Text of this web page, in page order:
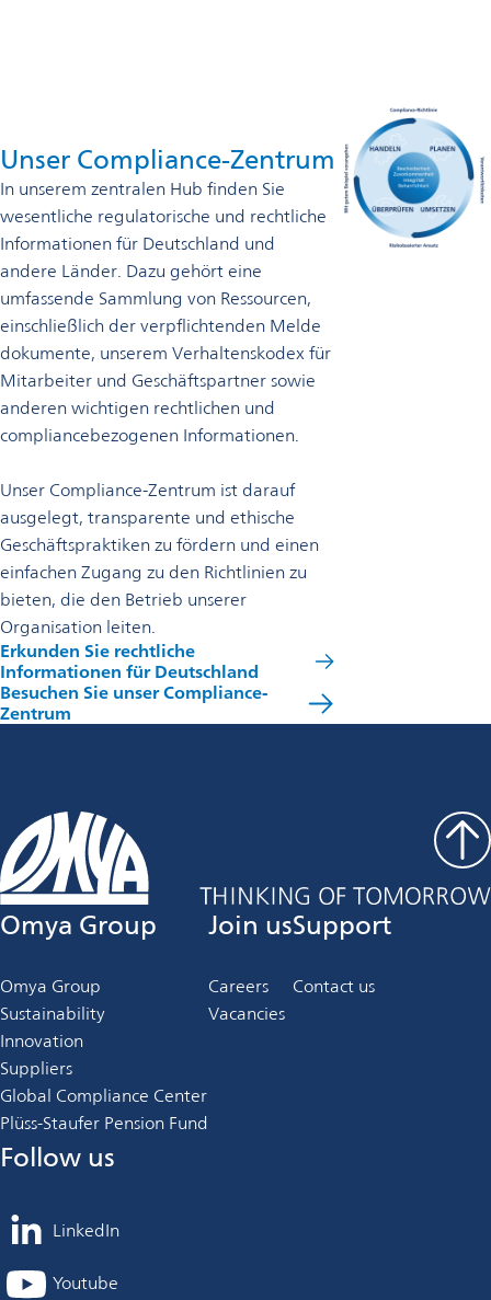
Unser Compliance-Zentrum
In unserem zentralen Hub finden Sie
wesentliche regulatorische und rechtliche
Informationen für Deutschland und
andere Länder. Dazu gehört eine
umfassende Sammlung von Ressourcen,
einschließlich der verpflichtenden Melde
dokumente, unserem Verhaltenskodex für
Mitarbeiter und Geschäftspartner sowie
anderen wichtigen rechtlichen und
compliancebezogenen Informationen.
Unser Compliance-Zentrum ist darauf
ausgelegt, transparente und ethische
Geschäftspraktiken zu fördern und einen
einfachen Zugang zu den Richtlinien zu
bieten, die den Betrieb unserer
Organisation leiten.
Erkunden Sie rechtliche
Informationen für Deutschland
Besuchen Sie unser Compliance-
Zentrum
Omya Group
Omya Group
Sustainability
Innovation
Suppliers
Global Compliance Center
Plüss-Staufer Pension Fund
Join us
Careers
Vacancies
Support
Contact us
Follow us
LinkedIn
opens
in
Youtube
opens